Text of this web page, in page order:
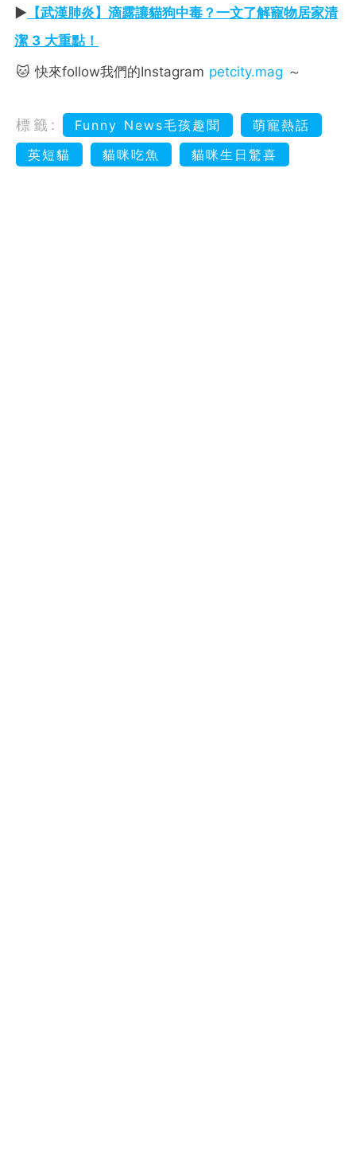
► 【武漢肺炎】滴露讓貓狗中毒？一文了解寵物居家清
潔 3 大重點！
🐱 快來follow我們的Instagram petcity.mag ～
標籤: Funny News毛孩趣聞
萌寵熱話
英短貓
貓咪吃魚 貓咪生日驚喜